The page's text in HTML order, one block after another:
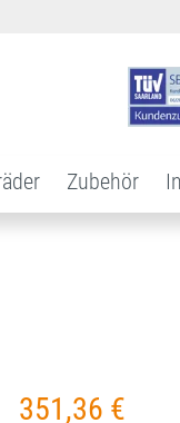
Zubehör
Regulärer Preis:
351,36 €